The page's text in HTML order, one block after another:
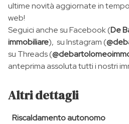
ultime novità aggiornate in
web!
Seguici anche su Facebook (De
immobiliare), su Instagram (
su Threads (
anteprima assoluta tutti i nostri
Altri dettagli
Riscaldamento autonomo